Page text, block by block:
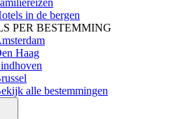
in de bergen
PER BESTEMMING
Haag
alle bestemmingen